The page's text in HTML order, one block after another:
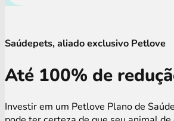
Saúdepets, aliado exclusivo Petlove
Até 100% de
Investir em um Petlove Plano de